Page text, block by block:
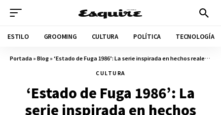
ESTILO GROOMING CULTURA POLÍTICA TECNOLOGÍA
Portada»Blog»‘Estado de Fuga 1986’: La serie inspirada en hechos reales de Colombia
CULTURA
‘Estado de Fuga 1986’: La
serie inspirada en hechos